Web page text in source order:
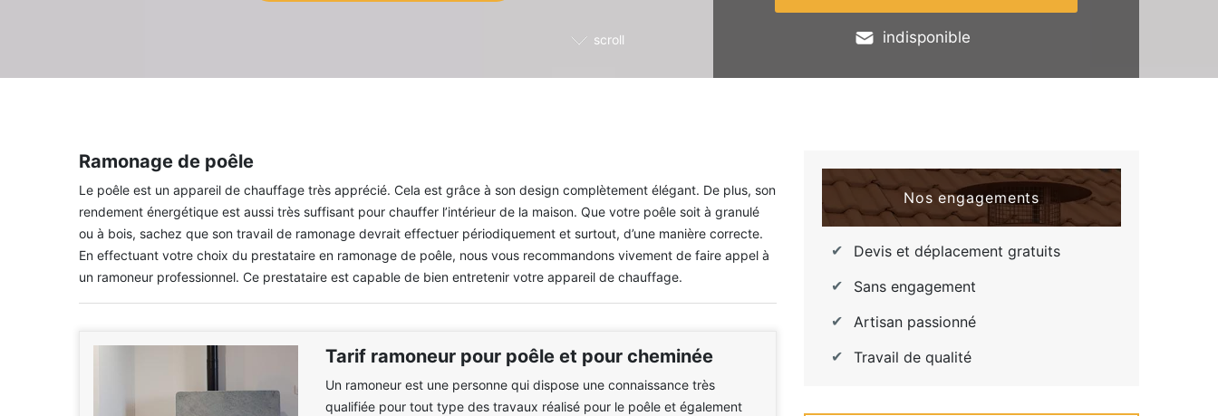
scroll indisponible
Ramonage de poêle
Le poêle est un appareil de chauffage très apprécié. Cela est grâce à son design complètement élégant. De plus, son
rendement énergétique est aussi très suffisant pour chauffer l’intérieur de la maison. Que votre poêle soit à granulé
ou à bois, sachez que son travail de ramonage devrait effectuer périodiquement et surtout, d’une manière correcte.
En effectuant votre choix du prestataire en ramonage de poêle, nous vous recommandons vivement de faire appel à
un ramoneur professionnel. Ce prestataire est capable de bien entretenir votre appareil de chauffage.
Tarif ramoneur pour poêle et pour cheminée
Un ramoneur est une personne qui dispose une connaissance très
qualifiée pour tout type des travaux réalisé pour le poêle et également
Nos engagements
Devis et déplacement gratuits
Sans engagement
Artisan passionné
Travail de qualité